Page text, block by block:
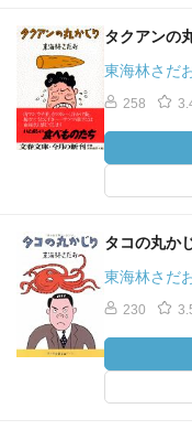
タクアンの
東海林さだ
258
タコの丸か
東海林さだ
230